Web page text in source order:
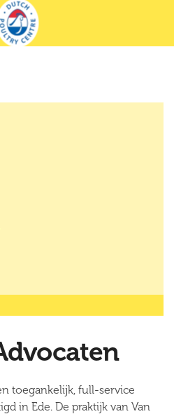
toegankelijk, full-service
in Ede. De praktijk van Van